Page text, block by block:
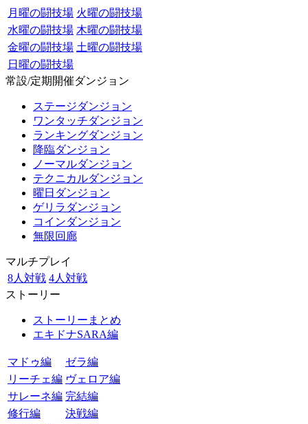
月曜の闘技場 火曜の闘技場
水曜の闘技場 木曜の闘技場
金曜の闘技場 土曜の闘技場
日曜の闘技場
常設/定期開催ダンジョン
ステージダンジョン
ワンタッチダンジョン
ランキングダンジョン
降臨ダンジョン
ノーマルダンジョン
テクニカルダンジョン
曜日ダンジョン
ゲリラダンジョン
コインダンジョン
無限回廊
マルチプレイ
8人対戦 4人対戦
ストーリー
ストーリーまとめ
エキドナSARA編
マドゥ編
ゼラ編
リーチェ編 ヴェロア編
サレーネ編 完結編
修行編
決戦編